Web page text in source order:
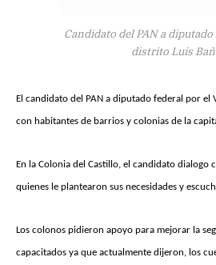
Candidato del PAN a
distrito Luis
El candidato del PAN a diputado federal por el
con habitantes de barrios y colonias de la
En la Colonia del Castillo, el candidato dialogo
quienes le plantearon sus necesidades y
Los colonos pidieron apoyo para mejorar la
capacitados ya que actualmente dijeron, los